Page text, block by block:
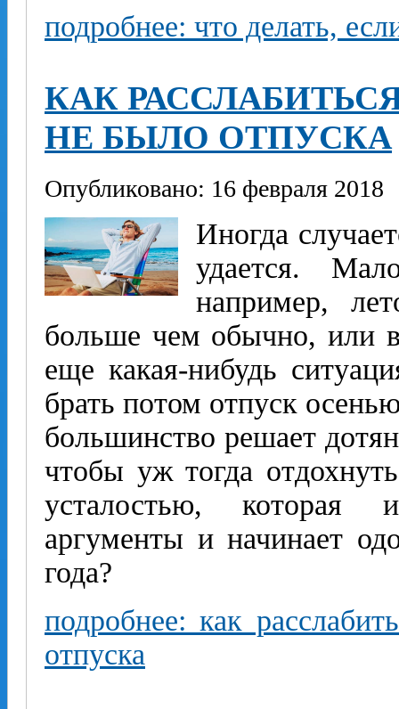
подробнее: что делать,
КАК
НЕ БЫЛО ОТПУСКА
Опубликовано: 16 февраля 2018
Иногда
удается.
например,
больше чем обычно, или
еще какая-нибудь
брать потом отпуск
большинство решает
чтобы уж тогда
усталостью, которая
аргументы и начинает
года?
подробнее: как
отпуска